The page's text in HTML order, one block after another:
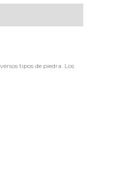
tipos de piedra. Los